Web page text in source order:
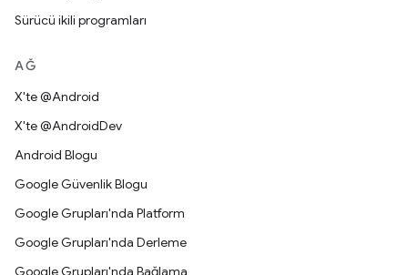
Sürücü ikili programları
AĞ
X'te @Android
X'te @AndroidDev
Android Blogu
Google Güvenlik Blogu
Google Grupları'nda Platform
Google Grupları'nda Derleme
Google Grupları'nda Bağlama